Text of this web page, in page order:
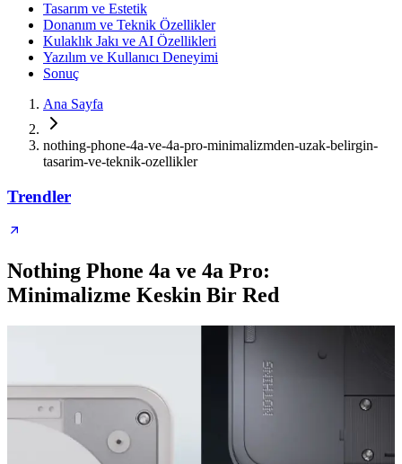
Tasarım ve Estetik
Donanım ve Teknik Özellikler
Kulaklık Jakı ve AI Özellikleri
Yazılım ve Kullanıcı Deneyimi
Sonuç
Ana Sayfa
nothing-phone-4a-ve-4a-pro-minimalizmden-uzak-belirgin-
tasarim-ve-teknik-ozellikler
Trendler
Nothing Phone 4a ve 4a Pro:
Minimalizme Keskin Bir Red